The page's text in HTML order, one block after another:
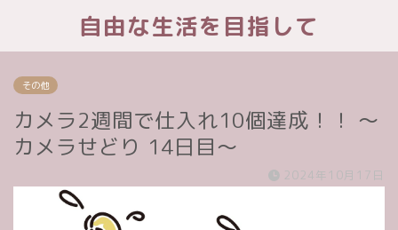
自由な生活を目指して
その他
カメラ2週間で仕入れ10個達成！！ 〜
カメラせどり 14日目〜
2024年10月17日